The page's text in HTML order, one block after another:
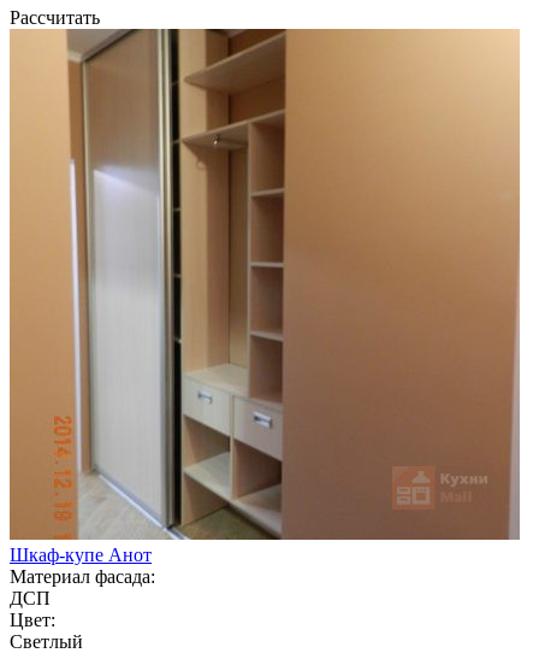
Рассчитать
Шкаф-купе Анот
Материал фасада:
ДСП
Цвет:
Светлый